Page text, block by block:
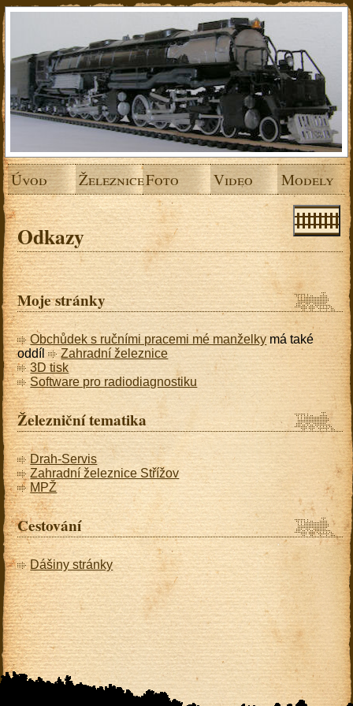
Úvod ŽelezniceFoto Video Modely
Odkazy
Moje stránky
Obchůdek s ručními pracemi mé manželkymá také
oddíl
Zahradní železnice
3D tisk
Software pro radiodiagnostiku
Železniční tematika
Drah-Servis
Zahradní železnice Střížov
MPŽ
Cestování
Dášiny stránky